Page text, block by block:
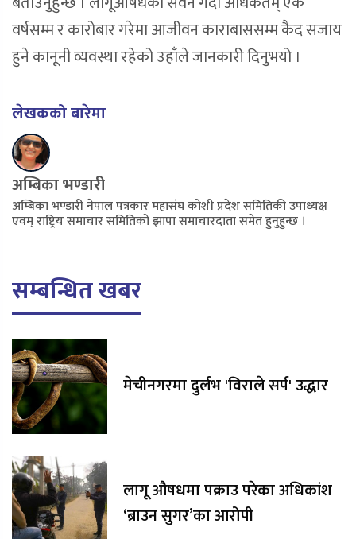
वर्षसम्म र कारोबार गरेमा आजीवन काराबाससम्म कैद सजाय
हुने कानूनी व्यवस्था रहेको उहाँले जानकारी दिनुभयो ।
लेखकको बारेमा
अम्बिका भण्डारी
अम्बिका भण्डारी नेपाल पत्रकार महासंघ कोशी प्रदेश समितिकी उपाध्यक्ष
एवम् राष्ट्रिय समाचार समितिको झापा समाचारदाता समेत हुनुहुन्छ ।
सम्बन्धित खबर
मेचीनगरमा दुर्लभ 'विराले सर्प' उद्धार
लागू औषधमा पक्राउ परेका अधिकांश
‘ब्राउन सुगर’का आरोपी